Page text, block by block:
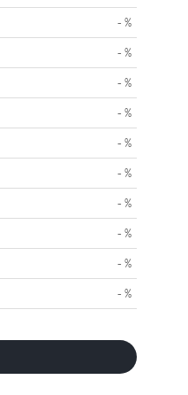
- %
- %
- %
- %
- %
- %
- %
- %
- %
- %